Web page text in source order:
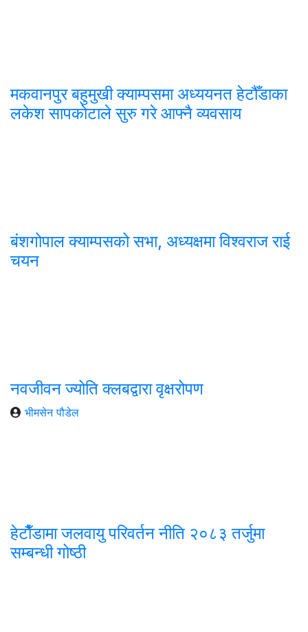
मकवानपुर बहुमुखी क्याम्पसमा अध्ययनत हेटौँडाका
लकेश सापकोटाले सुरु गरे आफ्नै व्यवसाय
बंशगोपाल क्याम्पसको सभा, अध्यक्षमा विश्वराज राई
चयन
नवजीवन ज्योति क्लबद्वारा वृक्षरोपण
भीमसेन पौडेल
हेटाैँडामा जलवायु परिवर्तन नीति २०८३ तर्जुमा
सम्बन्धी गोष्ठी